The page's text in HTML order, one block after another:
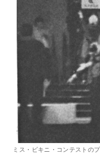
ミス・ビキニ・コンテストの